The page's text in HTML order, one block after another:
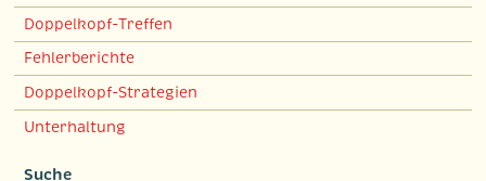
Doppelkopf-Treffen
Fehlerberichte
Doppelkopf-Strategien
Unterhaltung
Suche